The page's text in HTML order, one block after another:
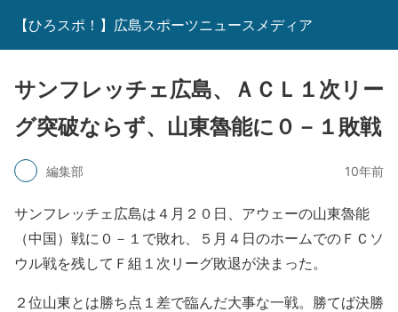
【ひろスポ！】広島スポーツニュースメディア
サンフレッチェ広島、ＡＣＬ１次リー
グ突破ならず、山東魯能に０－１敗戦
編集部 10年前
サンフレッチェ広島は４月２０日、アウェーの山東魯能
（中国）戦に０－１で敗れ、５月４日のホームでのＦＣソ
ウル戦を残してＦ組１次リーグ敗退が決まった。
２位山東とは勝ち点１差で臨んだ大事な一戦。勝てば決勝